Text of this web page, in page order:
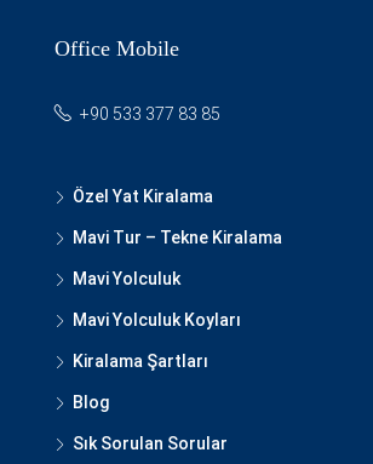
Office Mobile
+90 533 377 83 85
Özel Yat Kiralama
Mavi Tur – Tekne Kiralama
Mavi Yolculuk
Mavi Yolculuk Koyları
Kiralama Şartları
Blog
Sık Sorulan Sorular